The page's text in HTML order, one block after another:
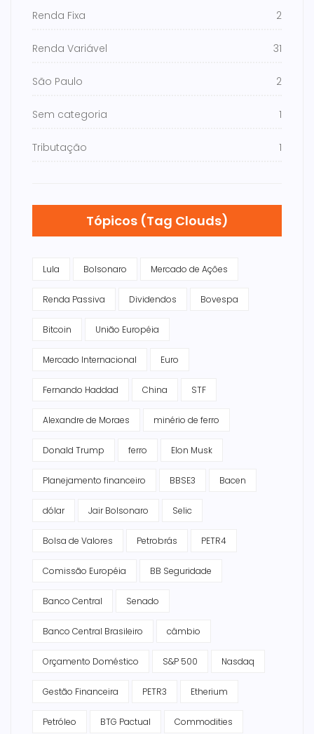
Renda Fixa 2
Renda Variável 31
São Paulo 2
Sem categoria 1
Tributação 1
Tópicos (Tag Clouds)
Lula Bolsonaro Mercado de Ações
Renda Passiva Dividendos Bovespa
Bitcoin União Européia
Mercado Internacional Euro
Fernando Haddad China STF
Alexandre de Moraes minério de ferro
Donald Trump ferro Elon Musk
Planejamento financeiro BBSE3 Bacen
dólar Jair Bolsonaro Selic
Bolsa de Valores Petrobrás PETR4
Comissão Européia BB Seguridade
Banco Central Senado
Banco Central Brasileiro câmbio
Orçamento Doméstico S&P 500 Nasdaq
Gestão Financeira PETR3 Etherium
Petróleo BTG Pactual Commodities